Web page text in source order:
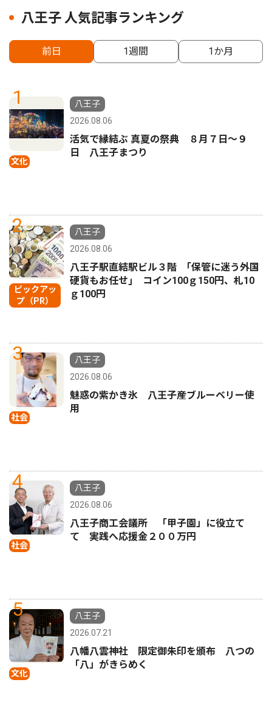
八王子 人気記事ランキング
前日 1週間 1か月
1
文化
八王子
2026.08.06
活気で縁結ぶ 真夏の祭典 ８月７日〜９
日 八王子まつり
2
ピックアッ
プ（PR）
八王子
2026.08.06
八王子駅直結駅ビル３階 ｢保管に迷う外国
硬貨もお任せ｣ コイン100ｇ150円、札10
ｇ100円
3
社会
八王子
2026.08.06
魅惑の紫かき氷 八王子産ブルーベリー使
用
4
社会
八王子
2026.08.06
八王子商工会議所 「甲子園」に役立て
て 実践へ応援金２００万円
5
文化
八王子
2026.07.21
八幡八雲神社 限定御朱印を頒布 八つの
「八」がきらめく